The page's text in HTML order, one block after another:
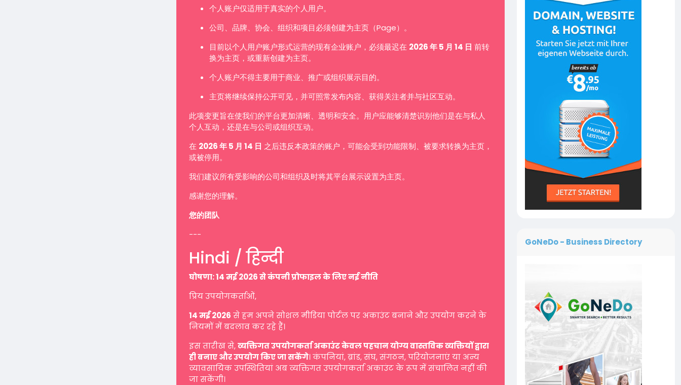
个人账户仅适用于真实的个人用户。
公司、品牌、协会、组织和项目必须创建为主页（Page）。
目前以个人用户账户形式运营的现有企业账户，必须最迟在 2026 年 5 月 14 日 前转
换为主页，或重新创建为主页。
个人账户不得主要用于商业、推广或组织展示目的。
主页将继续保持公开可见，并可照常发布内容、获得关注者并与社区互动。
此项变更旨在使我们的平台更加清晰、透明和安全。用户应能够清楚识别他们是在与私人
个人互动，还是在与公司或组织互动。
在 2026 年 5 月 14 日 之后违反本政策的账户，可能会受到功能限制、被要求转换为主页，
或被停用。
我们建议所有受影响的公司和组织及时将其平台展示设置为主页。
感谢您的理解。
您的团队
---
Hindi / हिन्दी
घोषणा: 14 मई 2026 से कंपनी प्रोफाइल के लिए नई नीति
प्रिय उपयोगकर्ताओं,
14 मई 2026 से हम अपने सोशल मीडिया पोर्टल पर अकाउंट बनाने और उपयोग करने के
नियमों में बदलाव कर रहे हैं।
इस तारीख से,व्यक्तिगत उपयोगकर्ता अकाउंट केवल पहचान योग्य वास्तविक व्यक्तियों द्वारा
ही बनाए और उपयोग किए जा सकेंगे। कंपनियां, ब्रांड, संघ, संगठन, परियोजनाएं या अन्य
व्यावसायिक उपस्थितियां अब व्यक्तिगत उपयोगकर्ता अकाउंट के रूप में संचालित नहीं की
जा सकेंगी।
GoNeDo - Business Directory